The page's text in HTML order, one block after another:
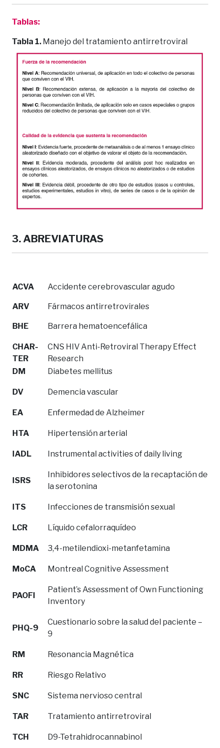
Tablas:
Tabla 1. Manejo del tratamiento antirretroviral
3. ABREVIATURAS
ACVA
ARV
BHE
Accidente cerebrovascular agudo
Fármacos antirretrovirales
Barrera hematoencefálica
CHAR-
TER
CNS HIV Anti-Retroviral Therapy Effect
Research
DM
Diabetes mellitus
DV Demencia vascular
EA Enfermedad de Alzheimer
HTA Hipertensión arterial
IADL Instrumental activities of daily living
ISRS
Inhibidores selectivos de la recaptación de
la serotonina
ITS Infecciones de transmisión sexual
LCR Líquido cefalorraquídeo
MDMA 3,4-metilendioxi-metanfetamina
MoCA Montreal Cognitive Assessment
PAOFI
Patient’s Assessment of Own Functioning
Inventory
PHQ-9
Cuestionario sobre la salud del paciente –
9
RM Resonancia Magnética
RR Riesgo Relativo
SNC Sistema nervioso central
TAR Tratamiento antirretroviral
TCH D9-Tetrahidrocannabinol